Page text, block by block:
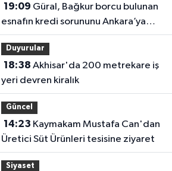
19:09
esnafın kredi sorununu Ankara’ya
taşıdı
Duyurular
18:38
yeri devren kiralık
Güncel
14:23
Üretici Süt Ürünleri tesisine ziyaret
Siyaset